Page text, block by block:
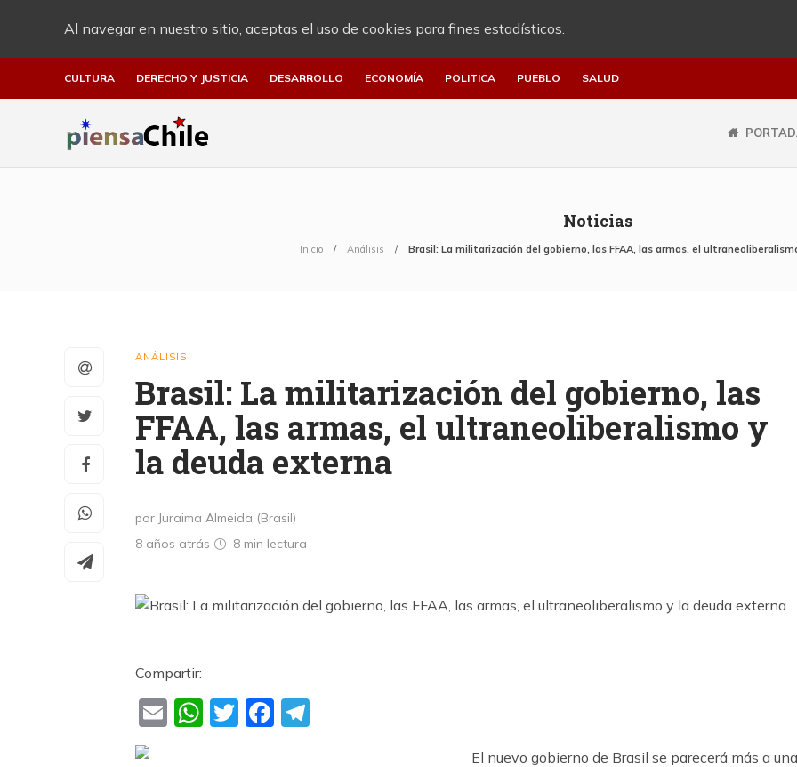
Al navegar en nuestro sitio, aceptas el uso de cookies para fines estadísticos.
CULTURA DERECHO Y JUSTICIA DESARROLLO ECONOMÍA POLITICA PUEBLO SALUD
Noticias
Inicio Análisis Brasil: La militarización del gobierno, las FFAA, las armas, el
ANÁLISIS
Brasil: La militarización del gobierno, las
FFAA, las armas, el ultraneoliberalismo y
la deuda externa
por Juraima Almeida (Brasil)
8 años atrás
8 min lectura
Compartir:
EmailWhatsApp
TwitterFacebook
El nuevo gobierno de Brasil se parecerá más a una